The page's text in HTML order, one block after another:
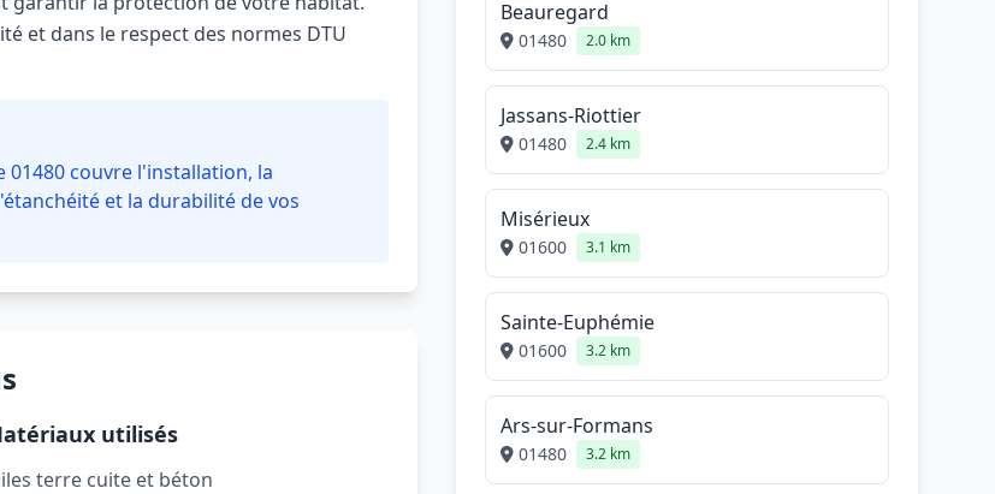
et dans le respect des normes DTU
01480 couvre l'installation, la
et la durabilité de vos
utilisés
terre cuite et béton
Beauregard
01480 2.0 km
Jassans-Riottier
01480 2.4 km
Misérieux
01600 3.1 km
Sainte-Euphémie
01600 3.2 km
Ars-sur-Formans
01480 3.2 km